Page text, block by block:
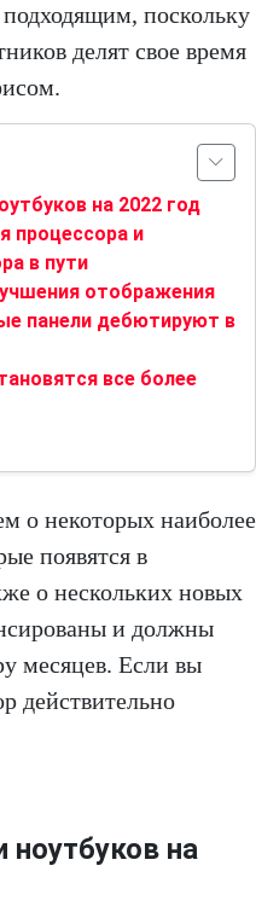
поскольку
делят свое время
на 2022 год
процессора и
в пути
отображения
панели дебютируют в
все более
о некоторых наиболее
появятся в
о нескольких новых
и должны
месяцев. Если вы
действительно
на